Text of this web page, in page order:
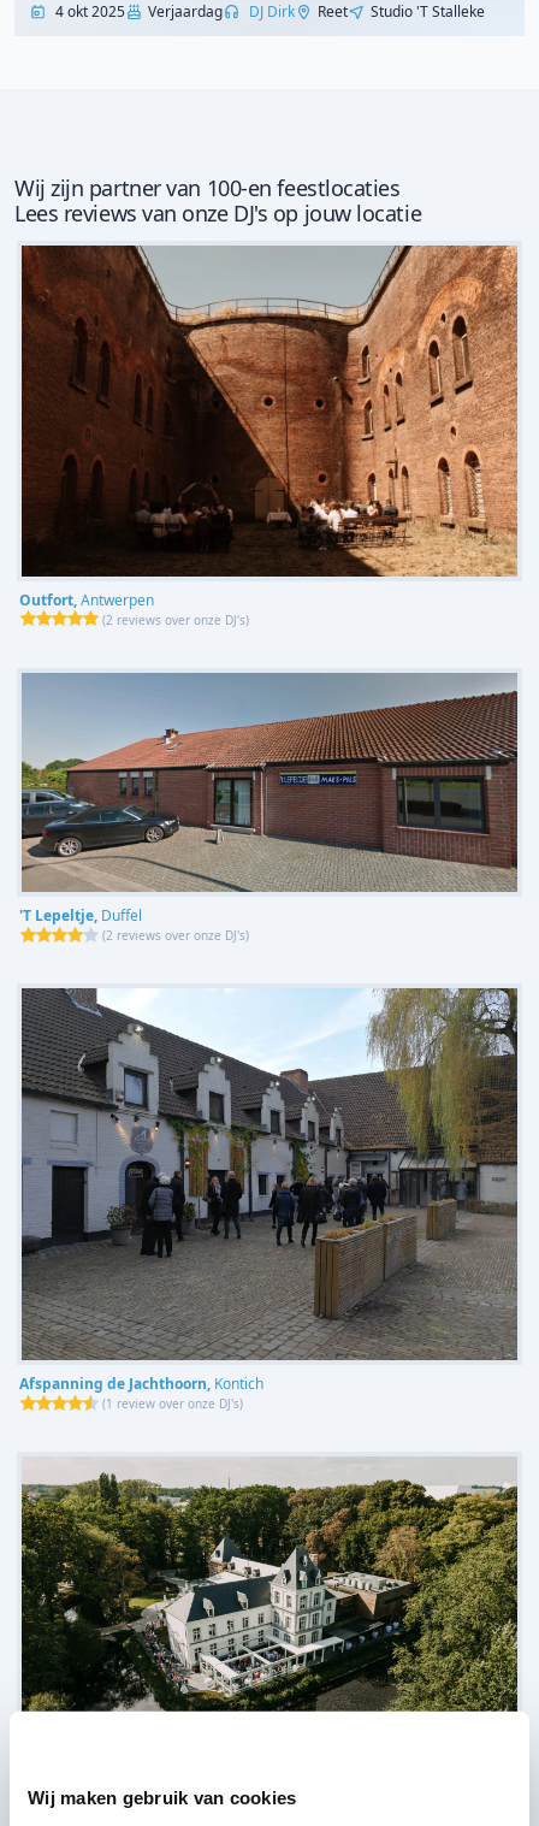
Wij maken gebruik van cookies
4 okt 2025 Verjaardag DJ Dirk Reet Studio 't Stalleke
Wij zijn partner van 100-en feestlocaties
Lees reviews van onze DJ's op jouw locatie
Outfort,Antwerpen
(2 reviews over onze DJ's)
'T Lepeltje, Duffel
(2 reviews over onze DJ's)
Afspanning de Jachthoorn, Kontich
(1 review over onze DJ's)
Salons van Edel,Antwerpen